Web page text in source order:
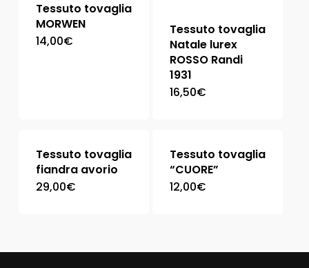
Tessuto tovaglia
MORWEN
14,00€
Tessuto tovaglia
Natale lurex
ROSSO Randi
1931
16,50€
Tessuto tovaglia
fiandra avorio
29,00€
Tessuto tovaglia
“CUORE”
12,00€